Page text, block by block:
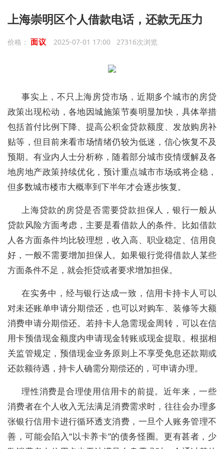
上海崇明区个人借款电话，还款无压力
价格： 面议 2025-07-01 17:00 27316次浏览
事实上，不只上海房贷市场，近期多个城市的房贷
政策出现松动，各地因城施策节奏明显加快，具体举措
包括首付比例下降、提高公积金贷款额度、发放购房补
贴等，但目前来看市场情绪仍较为低迷，信心恢复不及
预期。有业内人士分析称，随着部分城市疫情缓解及各
地房地产政策持续优化，预计重点城市市场或将企稳，
但多数城市楼市大概率到下半年才会逐步恢复。
上海贷款的房贷是否需要贷款担保人，银行一般从
贷款风险方面考虑，主要是看借款人的条件。比如借款
人各方面条件均比较理想，收入高、职业稳定、信用良
好，一般不需要增加担保人。如果银行觉得借款人某些
方面条件不足，就会拒贷或者要求增加担保。
在实务中，经与银行达成一致，信用卡持卡人可以
对未还账单申请分期偿还，也可以对购车、装修等大额
消费申请分期偿还。若持卡人急需现金周转，可以在信
用卡预借现金额度内申请现金转账或现金提取。根据相
关监管规定，预借现金业务原则上不享受免息还款期或
还款额待遇，持卡人确需分期偿还的，可申请办理。
理性消费是合理使用信用卡的前提。近年来，一些
消费者在个人收入无法满足消费需求时，往往会办理多
张银行信用卡进行循环透支消费，一旦个人账务管理不
善，可能会陷入“以卡养卡”的债务怪圈。更有甚者，少